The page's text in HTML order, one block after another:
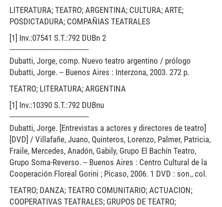
LITERATURA; TEATRO; ARGENTINA; CULTURA; ARTE;
POSDICTADURA; COMPAÑIAS TEATRALES
[1] Inv.:07541 S.T.:792 DUBn 2
----------------------------------------
Dubatti, Jorge, comp. Nuevo teatro argentino / prólogo
Dubatti, Jorge. -- Buenos Aires : Interzona, 2003. 272 p.
TEATRO; LITERATURA; ARGENTINA
[1] Inv.:10390 S.T.:792 DUBnu
----------------------------------------
Dubatti, Jorge. [Entrevistas a actores y directores de teatro]
[DVD] / Villafañe, Juano, Quinteros, Lorenzo, Palmer, Patricia,
Fraile, Mercedes, Anadón, Gabily, Grupo El Bachín Teatro,
Grupo Soma-Reverso. -- Buenos Aires : Centro Cultural de la
Cooperación Floreal Gorini ; Picaso, 2006. 1 DVD : son., col.
TEATRO; DANZA; TEATRO COMUNITARIO; ACTUACION;
COOPERATIVAS TEATRALES; GRUPOS DE TEATRO;